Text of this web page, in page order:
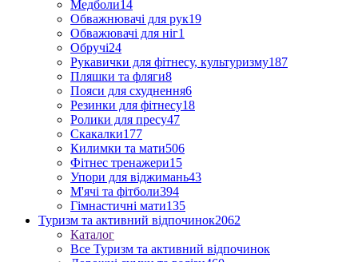
Медболи14
Обважнювачі для рук19
Обважювачі для ніг1
Обручі24
Рукавички для фітнесу, культуризму187
Пляшки та фляги8
Пояси для схуднення6
Резинки для фітнесу18
Ролики для пресу47
Скакалки177
Килимки та мати506
Фітнес тренажери15
Упори для віджимань43
М'ячі та фітболи394
Гімнастичні мати135
Туризм та активний відпочинок2062
Каталог
Все Туризм та активний відпочинок